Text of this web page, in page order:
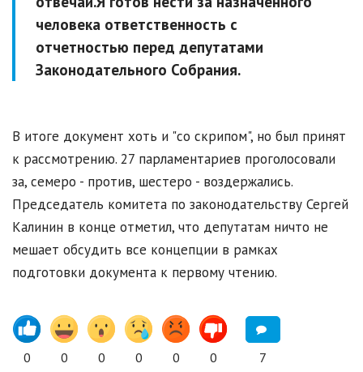
человека ответственность с
отчетностью перед депутатами
Законодательного Собрания.
В итоге документ хоть и "со скрипом", но был принят
к рассмотрению. 27 парламентариев проголосовали
за, семеро - против, шестеро - воздержались.
Председатель комитета по законодательству Сергей
Калинин в конце отметил, что депутатам ничто не
мешает обсудить все концепции в рамках
подготовки документа к первому чтению.
0 0 0 0 0 0 7